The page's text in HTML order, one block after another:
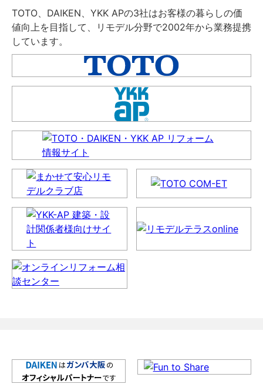
TOTO、DAIKEN、YKK APの3社はお客様の暮らしの価
値向上を目指して、リモデル分野で2002年から業務提携
しています。